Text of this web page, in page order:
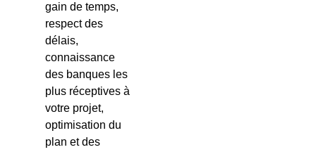
gain de temps,
respect des
délais,
connaissance
des banques les
plus réceptives à
votre projet,
optimisation du
plan et des